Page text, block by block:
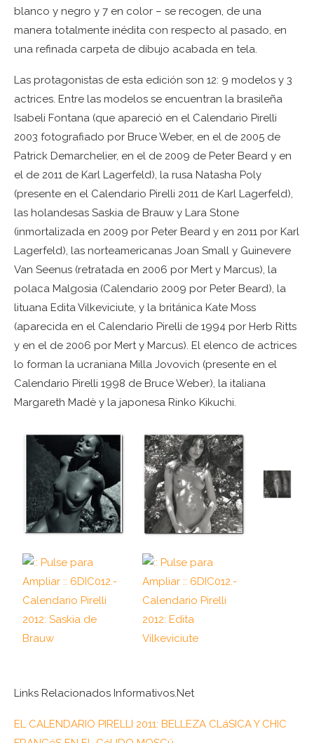
blanco y negro y 7 en color – se recogen, de una
manera totalmente inédita con respecto al pasado, en
una refinada carpeta de dibujo acabada en tela.
Las protagonistas de esta edición son 12: 9 modelos y 3
actrices. Entre las modelos se encuentran la brasileña
Isabeli Fontana (que apareció en el Calendario Pirelli
2003 fotografiado por Bruce Weber, en el de 2005 de
Patrick Demarchelier, en el de 2009 de Peter Beard y en
el de 2011 de Karl Lagerfeld), la rusa Natasha Poly
(presente en el Calendario Pirelli 2011 de Karl Lagerfeld),
las holandesas Saskia de Brauw y Lara Stone
(inmortalizada en 2009 por Peter Beard y en 2011 por Karl
Lagerfeld), las norteamericanas Joan Small y Guinevere
Van Seenus (retratada en 2006 por Mert y Marcus), la
polaca Malgosia (Calendario 2009 por Peter Beard), la
lituana Edita Vilkeviciute, y la británica Kate Moss
(aparecida en el Calendario Pirelli de 1994 por Herb Ritts
y en el de 2006 por Mert y Marcus). El elenco de actrices
lo forman la ucraniana Milla Jovovich (presente en el
Calendario Pirelli 1998 de Bruce Weber), la italiana
Margareth Madè y la japonesa Rinko Kikuchi.
Links Relacionados Informativos.Net
EL CALENDARIO PIRELLI 2011: BELLEZA CLáSICA Y CHIC